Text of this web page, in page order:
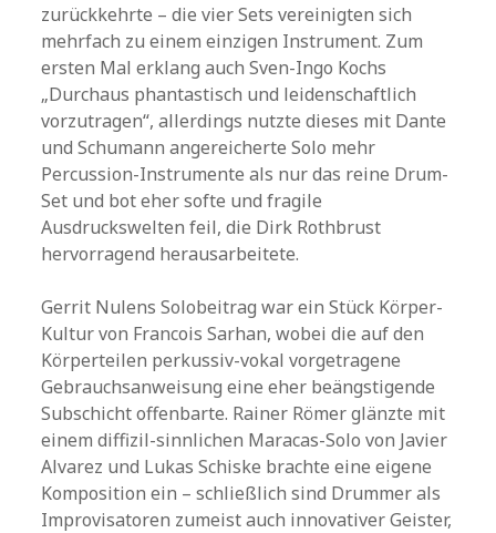
zurückkehrte – die vier Sets vereinigten sich
mehrfach zu einem einzigen Instrument. Zum
ersten Mal erklang auch Sven-Ingo Kochs
„Durchaus phantastisch und leidenschaftlich
vorzutragen“, allerdings nutzte dieses mit Dante
und Schumann angereicherte Solo mehr
Percussion-Instrumente als nur das reine Drum-
Set und bot eher softe und fragile
Ausdruckswelten feil, die Dirk Rothbrust
hervorragend herausarbeitete.
Gerrit Nulens Solobeitrag war ein Stück Körper-
Kultur von Francois Sarhan, wobei die auf den
Körperteilen perkussiv-vokal vorgetragene
Gebrauchsanweisung eine eher beängstigende
Subschicht offenbarte. Rainer Römer glänzte mit
einem diffizil-sinnlichen Maracas-Solo von Javier
Alvarez und Lukas Schiske brachte eine eigene
Komposition ein – schließlich sind Drummer als
Improvisatoren zumeist auch innovativer Geister,